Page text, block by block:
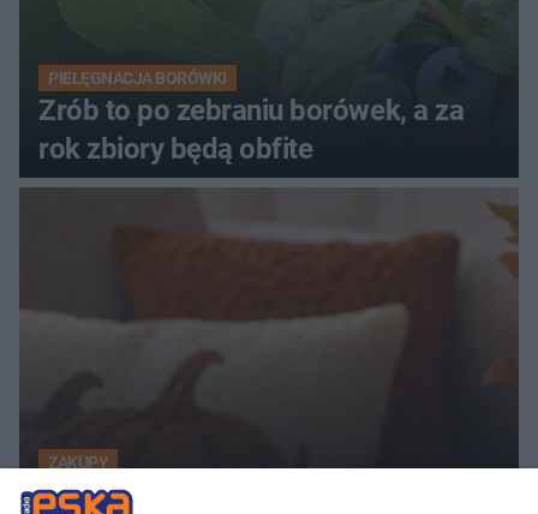
PIELĘGNACJA BORÓWKI
Zrób to po zebraniu borówek, a za
rok zbiory będą obfite
ZAKUPY
Jesień w Pepco! Stylowe kubki i